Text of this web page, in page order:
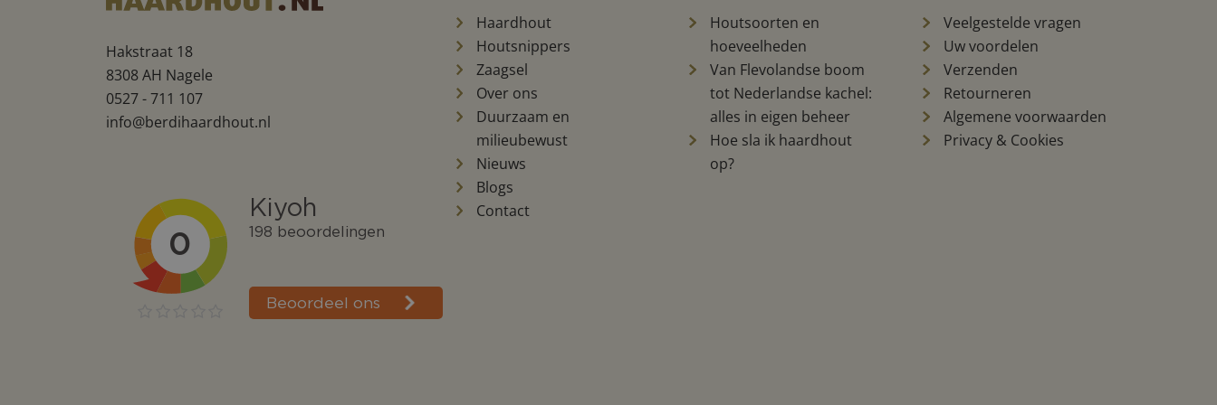
Hakstraat 18
8308 AH Nagele
0527 - 711 107
info@berdihaardhout.nl
Haardhout
Houtsnippers
Zaagsel
Over ons
Duurzaam en
milieubewust
Nieuws
Blogs
Contact
Houtsoorten en
hoeveelheden
Van Flevolandse boom
tot Nederlandse kachel:
alles in eigen beheer
Hoe sla ik haardhout
op?
Veelgestelde vragen
Uw voordelen
Verzenden
Retourneren
Algemene voorwaarden
Privacy & Cookies